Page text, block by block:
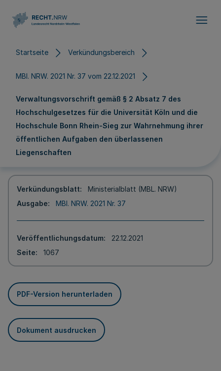
Startseite Verkündungsbereich
MBl. NRW. 2021 Nr. 37 vom 22.12.2021
Verwaltungsvorschrift gemäß § 2 Absatz 7 des
Hochschulgesetzes für die Universität Köln und die
Hochschule Bonn­ Rhein-Sieg zur Wahrnehmung ihrer
öffentlichen Aufgaben den überlassenen
Liegenschaften
Verkündungsblatt
Ministerialblatt (MBL. NRW)
Ausgabe
MBl. NRW. 2021 Nr. 37
Veröffentlichungsdatum
22.12.2021
Seite
1067
PDF-Version herunterladen
Dokument ausdrucken